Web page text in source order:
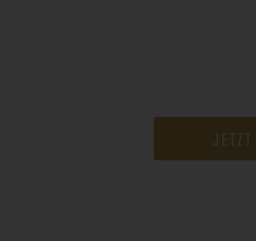
JETZT